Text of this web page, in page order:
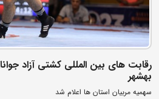
رقابت های بین المللی کشتی آزاد
بهشهر
سهمیه مربیان استان ها اعلام شد